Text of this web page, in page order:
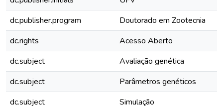
dc.publisher.program
Doutorado em Zootecnia
dc.rights
Acesso Aberto
dc.subject
Avaliação genética
dc.subject
Parâmetros genéticos
dc.subject
Simulação